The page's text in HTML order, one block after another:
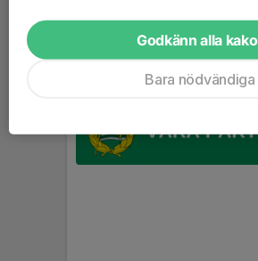
Godkänn alla
Bara nödvändiga